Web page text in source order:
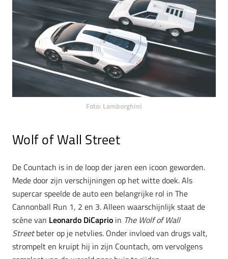
Foto: Lamborghini
Wolf of Wall Street
De Countach is in de loop der jaren een icoon geworden.
Mede door zijn verschijningen op het witte doek. Als
supercar speelde de auto een belangrijke rol in The
Cannonball Run 1, 2 en 3. Alleen waarschijnlijk staat de
scène van Leonardo DiCaprio in The Wolf of Wall
Streetbeter op je netvlies. Onder invloed van drugs valt,
strompelt en kruipt hij in zijn Countach, om vervolgens